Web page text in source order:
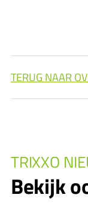
TERUG NAAR
TRIXXO
Bekijk